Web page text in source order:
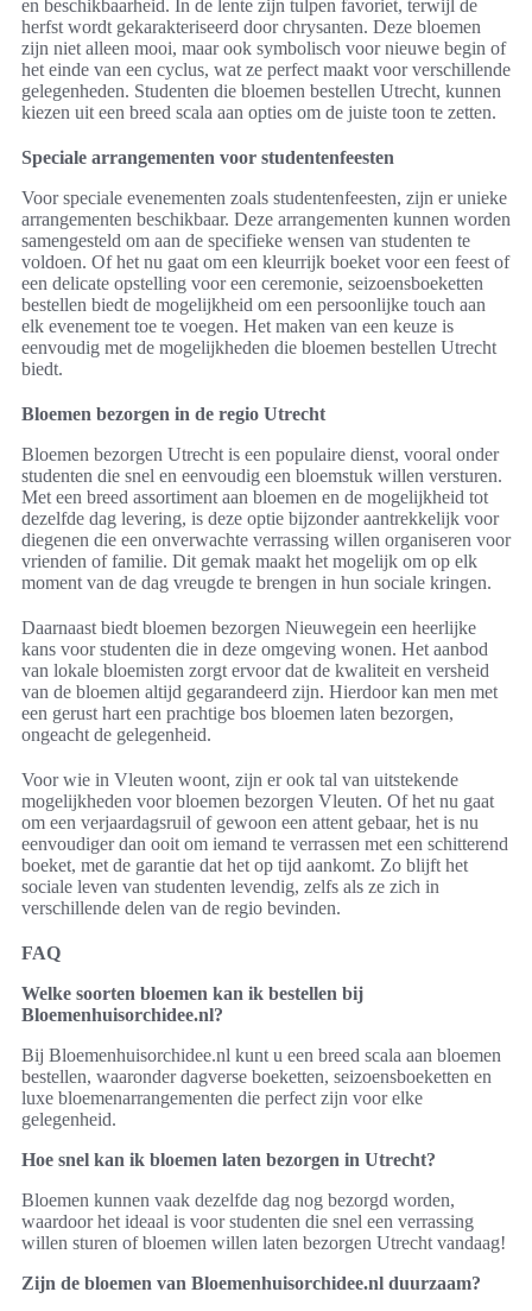
en beschikbaarheid. In de lente zijn tulpen favoriet, terwijl de
herfst wordt gekarakteriseerd door chrysanten. Deze bloemen
zijn niet alleen mooi, maar ook symbolisch voor nieuwe begin of
het einde van een cyclus, wat ze perfect maakt voor verschillende
gelegenheden. Studenten die bloemen bestellen Utrecht, kunnen
kiezen uit een breed scala aan opties om de juiste toon te zetten.
Speciale arrangementen voor studentenfeesten
Voor speciale evenementen zoals studentenfeesten, zijn er unieke
arrangementen beschikbaar. Deze arrangementen kunnen worden
samengesteld om aan de specifieke wensen van studenten te
voldoen. Of het nu gaat om een kleurrijk boeket voor een feest of
een delicate opstelling voor een ceremonie, seizoensboeketten
bestellen biedt de mogelijkheid om een persoonlijke touch aan
elk evenement toe te voegen. Het maken van een keuze is
eenvoudig met de mogelijkheden die bloemen bestellen Utrecht
biedt.
Bloemen bezorgen in de regio Utrecht
Bloemen bezorgen Utrecht is een populaire dienst, vooral onder
studenten die snel en eenvoudig een bloemstuk willen versturen.
Met een breed assortiment aan bloemen en de mogelijkheid tot
dezelfde dag levering, is deze optie bijzonder aantrekkelijk voor
diegenen die een onverwachte verrassing willen organiseren voor
vrienden of familie. Dit gemak maakt het mogelijk om op elk
moment van de dag vreugde te brengen in hun sociale kringen.
Daarnaast biedt bloemen bezorgen Nieuwegein een heerlijke
kans voor studenten die in deze omgeving wonen. Het aanbod
van lokale bloemisten zorgt ervoor dat de kwaliteit en versheid
van de bloemen altijd gegarandeerd zijn. Hierdoor kan men met
een gerust hart een prachtige bos bloemen laten bezorgen,
ongeacht de gelegenheid.
Voor wie in Vleuten woont, zijn er ook tal van uitstekende
mogelijkheden voor bloemen bezorgen Vleuten. Of het nu gaat
om een verjaardagsruil of gewoon een attent gebaar, het is nu
eenvoudiger dan ooit om iemand te verrassen met een schitterend
boeket, met de garantie dat het op tijd aankomt. Zo blijft het
sociale leven van studenten levendig, zelfs als ze zich in
verschillende delen van de regio bevinden.
FAQ
Welke soorten bloemen kan ik bestellen bij
Bloemenhuisorchidee.nl?
Bij Bloemenhuisorchidee.nl kunt u een breed scala aan bloemen
bestellen, waaronder dagverse boeketten, seizoensboeketten en
luxe bloemenarrangementen die perfect zijn voor elke
gelegenheid.
Hoe snel kan ik bloemen laten bezorgen in Utrecht?
Bloemen kunnen vaak dezelfde dag nog bezorgd worden,
waardoor het ideaal is voor studenten die snel een verrassing
willen sturen of bloemen willen laten bezorgen Utrecht vandaag!
Zijn de bloemen van Bloemenhuisorchidee.nl duurzaam?